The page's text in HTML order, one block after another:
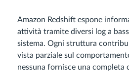
Amazon Redshift espone
attività tramite diversi log a
sistema. Ogni struttura
vista parziale sul
nessuna fornisce una completa